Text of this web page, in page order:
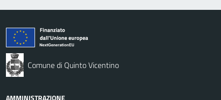
Comune di Quinto Vicentino
AMMINISTRAZIONE